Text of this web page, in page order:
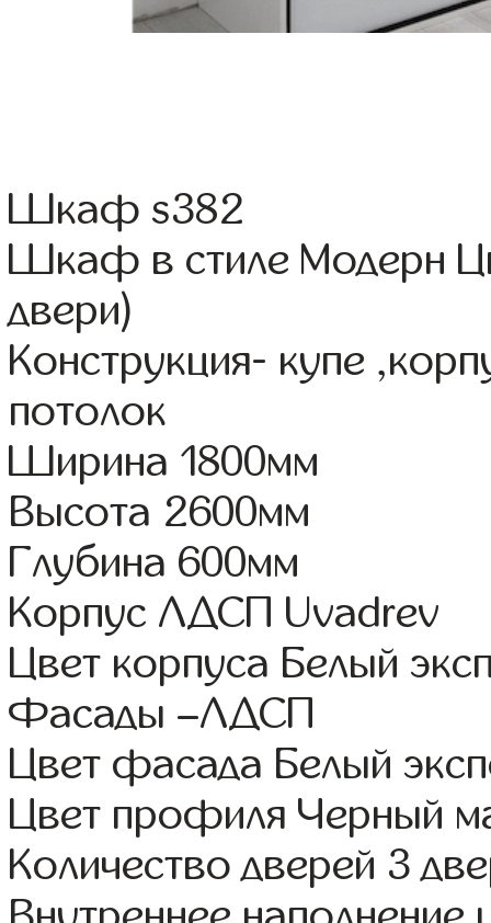
Шкаф s382
Шкаф в стиле Модерн
двери)
Конструкция- купе
потолок
Ширина 1800мм
Высота 2600мм
Глубина 600мм
Корпус ЛДСП Uvadrev
Цвет корпуса Белый
Фасады –ЛДСП
Цвет фасада Белый
Цвет профиля Черный
Количество дверей 3